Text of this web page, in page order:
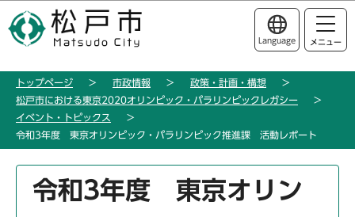
の
ー
頭
このページの本文へ移動
Language メニュー
トップページ 市政情報
政策・計画・構想
松戸市における東京2020オリンピック・パラリンピックレガシー
イベント・トピックス
令和3年度 東京オリンピック・パラリンピック推進課 活動レポート
令和3年度 東京オリン